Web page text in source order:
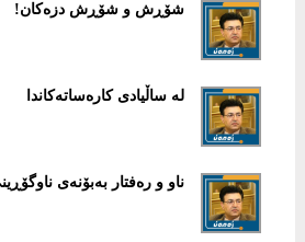
شۆڕش و شۆڕش دزەکان!
لە ساڵیادی کارەساتەکاندا
ناو و رەفتار بەبۆنەی